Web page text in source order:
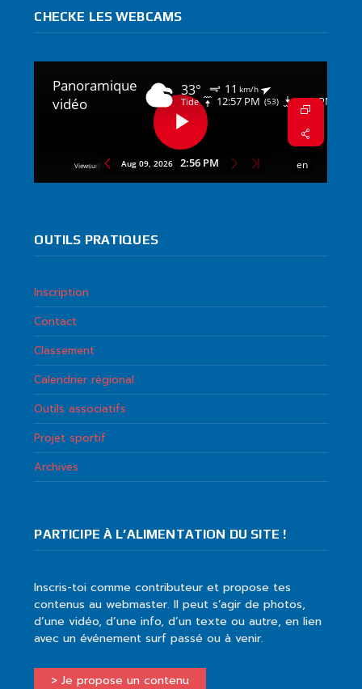
CHECKE LES WEBCAMS
OUTILS PRATIQUES
Inscription
Contact
Classement
Calendrier régional
Outils associatifs
Projet sportif
Archives
PARTICIPE À L’ALIMENTATION DU SITE !
Inscris-toi comme contributeur et propose tes
contenus au webmaster. Il peut s’agir de photos,
d’une vidéo, d’une info, d’un texte ou autre, en lien
avec un événement surf passé ou à venir.
> Je propose un contenu